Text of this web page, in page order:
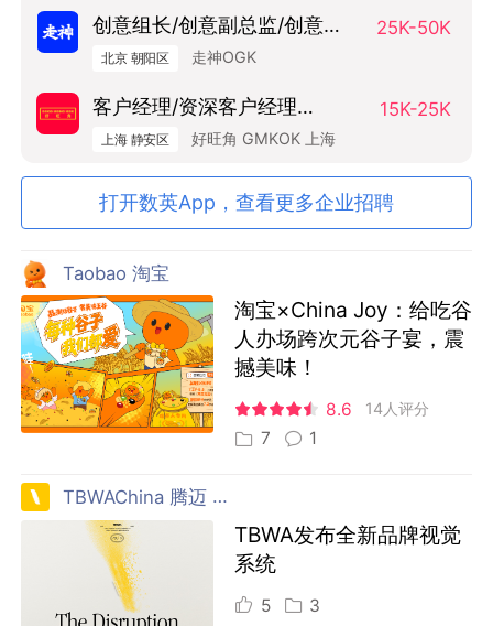
创意组长/创意副总监/创意总
监（Art Base）
25K-50K
北京 朝阳区 走神OGK
客户经理/资深客户经理
SAM/AM
15K-25K
上海 静安区 好旺角 GMKOK 上海
打开数英App，查看更多企业招聘
Taobao 淘宝
淘宝×China Joy：给吃谷
人办场跨次元谷子宴，震
撼美味！
8.6 14人评分
7 1
TBWAChina 腾迈 中国
TBWA发布全新品牌视觉
系统
5 3